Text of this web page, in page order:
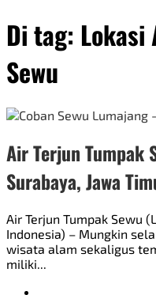
Di tag: Lokasi
Sewu
Air Terjun Tumpak
Surabaya, Jawa
Air Terjun Tumpak Sewu
Indonesia) – Mungkin
wisata alam sekaligus
miliki...